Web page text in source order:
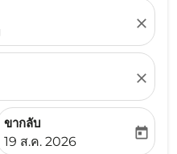
close
close
aria-label
ขากลับ
fc-booking-return-date-
19 ส.ค. 2026
today